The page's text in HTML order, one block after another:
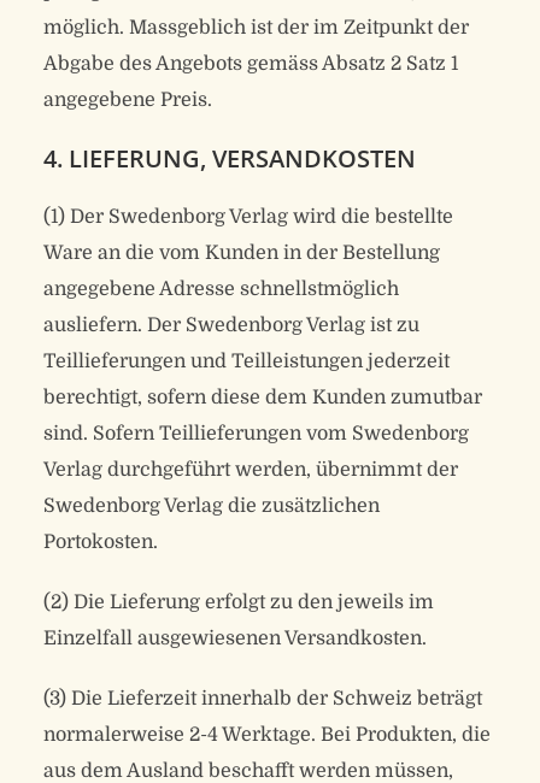
möglich. Massgeblich ist der im Zeitpunkt der
Abgabe des Angebots gemäss Absatz 2 Satz 1
angegebene Preis.
4. LIEFERUNG, VERSANDKOSTEN
(1) Der Swedenborg Verlag wird die bestellte
Ware an die vom Kunden in der Bestellung
angegebene Adresse schnellstmöglich
ausliefern. Der Swedenborg Verlag ist zu
Teillieferungen und Teilleistungen jederzeit
berechtigt, sofern diese dem Kunden zumutbar
sind. Sofern Teillieferungen vom Swedenborg
Verlag durchgeführt werden, übernimmt der
Swedenborg Verlag die zusätzlichen
Portokosten.
(2) Die Lieferung erfolgt zu den jeweils im
Einzelfall ausgewiesenen Versandkosten.
(3) Die Lieferzeit innerhalb der Schweiz beträgt
normalerweise 2-4 Werktage. Bei Produkten, die
aus dem Ausland beschafft werden müssen,